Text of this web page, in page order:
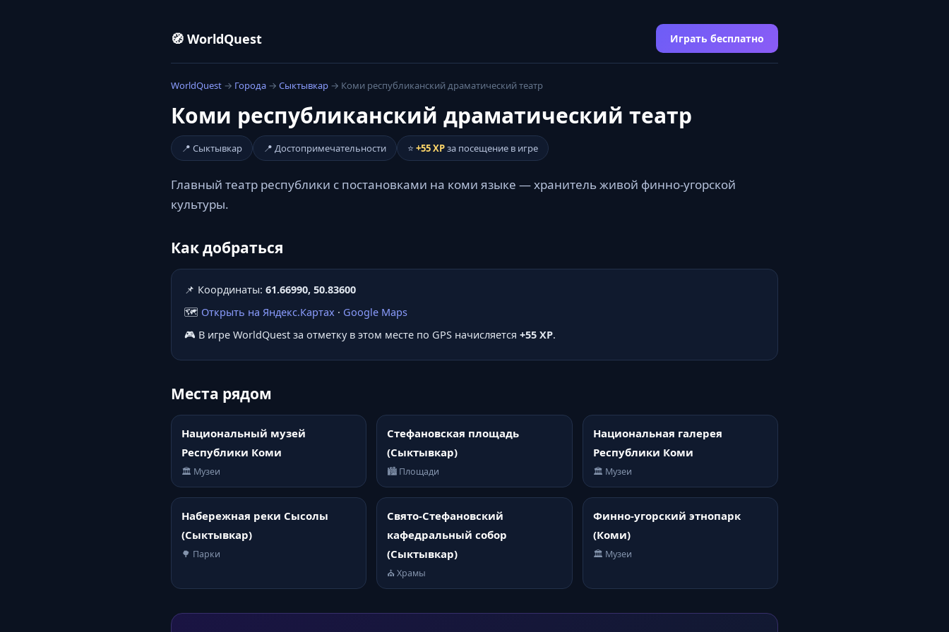
🧭 WorldQuest Играть бесплатно
WorldQuest → Города → Сыктывкар → Коми республиканский драматический театр
Коми республиканский драматический театр
📍 Сыктывкар 📍 Достопримечательности ⭐ +55 XPза посещение в игре
Главный театр республики с постановками на коми языке — хранитель живой финно-угорской
культуры.
Как добраться
📌 Координаты: 61.66990, 50.83600
🗺️ Открыть на Яндекс.Картах · Google Maps
🎮 В игре WorldQuest за отметку в этом месте по GPS начисляется +55 XP.
Места рядом
Национальный музей
Республики Коми
🏛️ Музеи
Стефановская площадь
(Сыктывкар)
🏙️ Площади
Национальная галерея
Республики Коми
🏛️ Музеи
Набережная реки Сысолы
(Сыктывкар)
🌳 Парки
Свято-Стефановский
кафедральный собор
(Сыктывкар)
⛪ Храмы
Финно-угорский этнопарк
(Коми)
🏛️ Музеи